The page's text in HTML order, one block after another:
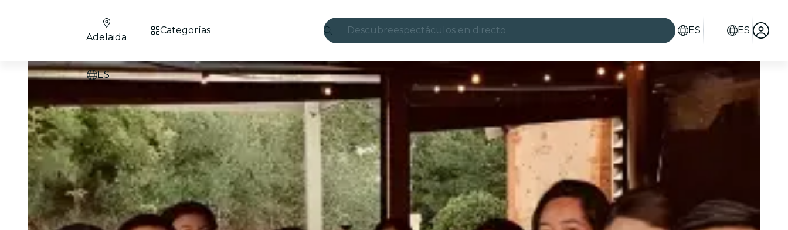
Descubreespectáculos en directo
candlelight
Londres
experiencias y ciudades
São Paulo
exposiciones
Seúl
ES ES
Adelaida
ES
Categorías